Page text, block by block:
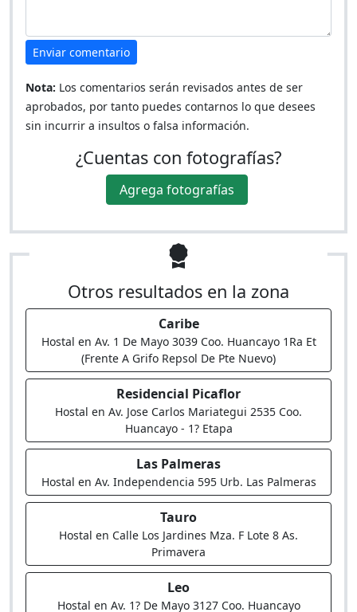
Enviar comentario
Nota: Los comentarios serán revisados antes de ser
aprobados, por tanto puedes contarnos lo que desees
sin incurrir a insultos o falsa información.
¿Cuentas con fotografías?
Agrega fotografías
Otros resultados en la zona
Caribe
Hostal en Av. 1 De Mayo 3039 Coo. Huancayo 1Ra Et
(Frente A Grifo Repsol De Pte Nuevo)
Residencial Picaflor
Hostal en Av. Jose Carlos Mariategui 2535 Coo.
Huancayo - 1? Etapa
Las Palmeras
Hostal en Av. Independencia 595 Urb. Las Palmeras
Tauro
Hostal en Calle Los Jardines Mza. F Lote 8 As.
Primavera
Leo
Hostal en Av. 1? De Mayo 3127 Coo. Huancayo